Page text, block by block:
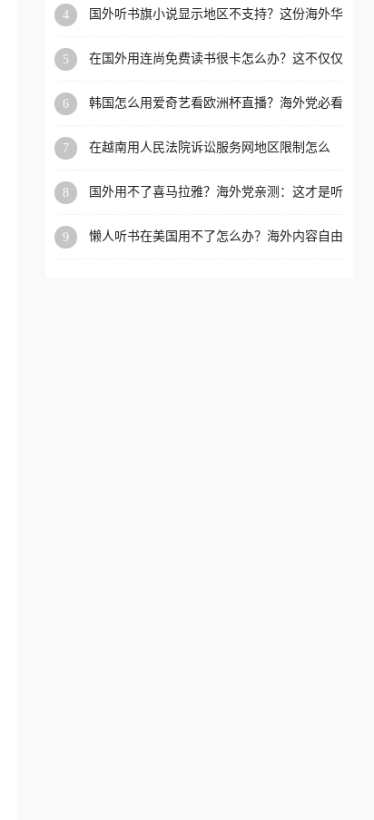
学、定居等，都可以使用，
扰。
4
国外听书旗小说显示地区不支持？这份海外华
5
在国外用连尚免费读书很卡怎么办？这不仅仅
6
韩国怎么用爱奇艺看欧洲杯直播？海外党必看
7
在越南用人民法院诉讼服务网地区限制怎么
8
国外用不了喜马拉雅？海外党亲测：这才是听
9
懒人听书在美国用不了怎么办？海外内容自由